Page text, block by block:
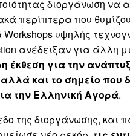
διοργάνωση να
περίπτερα που
υψηλής
ανέδειξαν για άλλη
έκθεση για την
αλλά και το σημείο που
την Ελληνική Αγορά.
της διοργάνωσης, και